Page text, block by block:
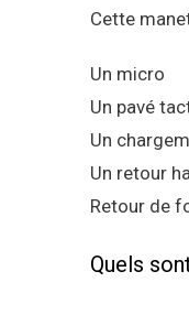
Cette
Un micro
Un pavé
Un
Un retour
Retour de
Quels